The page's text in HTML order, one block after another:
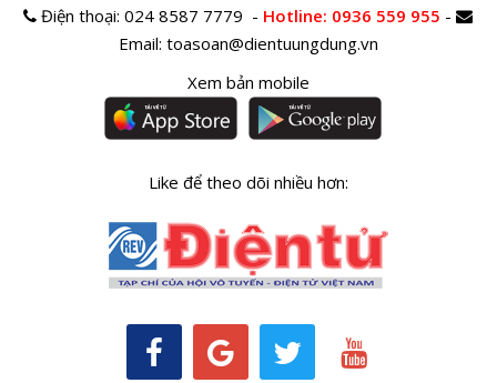
Điện thoại:024 8587 7779 - Hotline: 0936 559 955 -
Email: toasoan@dientuungdung.vn
Xem bản mobile
Like để theo dõi nhiều hơn: